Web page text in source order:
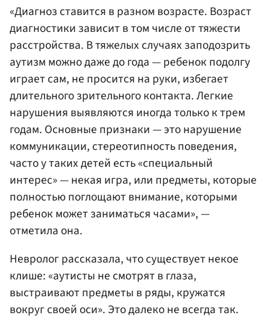
«Диагноз ставится в разном возрасте. Возраст
диагностики зависит в том числе от тяжести
расстройства. В тяжелых случаях заподозрить
аутизм можно даже до года — ребенок подолгу
играет сам, не просится на руки, избегает
длительного зрительного контакта. Легкие
нарушения выявляются иногда только к трем
годам. Основные признаки — это нарушение
коммуникации, стереотипность поведения,
часто у таких детей есть «специальный
интерес» — некая игра, или предметы, которые
полностью поглощают внимание, которыми
ребенок может заниматься часами», —
отметила она.
Невролог рассказала, что существует некое
клише: «аутисты не смотрят в глаза,
выстраивают предметы в ряды, кружатся
вокруг своей оси». Это далеко не всегда так.